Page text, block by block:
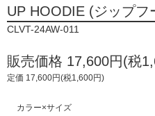
UP HOODIE (ジップフ
CLVT-24AW-011
販売価格 17,600円(税
定価 17,600円(税1,600円)
カラー×サイズ